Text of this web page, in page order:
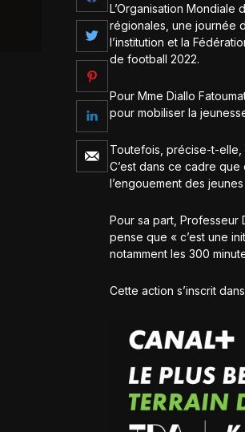
L’Organisation
régionales, une journée
l’institution et la
de football 2022.
Pour Mme Diallo
pour mobiliser la
Toutefois, précise-t-elle,
C’est dans ce cadre
l’engouement des jeunes
Pour sa part, Professeur
pense que « c’est une
notamment les 300
Cette action s’inscrit